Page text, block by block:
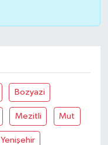
Bozyazi
Mezitli Mut
Yenişehir